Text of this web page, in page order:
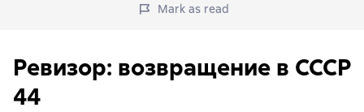
Mark as read
Ревизор: возвращение в СССР
44